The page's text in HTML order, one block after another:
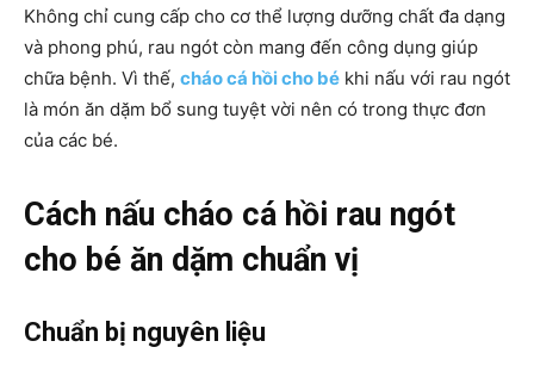
Không chỉ cung cấp cho cơ thể lượng dưỡng chất đa dạng
và phong phú, rau ngót còn mang đến công dụng giúp
chữa bệnh. Vì thế, cháo cá hồi cho bé khi nấu với rau ngót
là món ăn dặm bổ sung tuyệt vời nên có trong thực đơn
của các bé.
Cách nấu cháo cá hồi rau ngót
cho bé ăn dặm chuẩn vị
Chuẩn bị nguyên liệu